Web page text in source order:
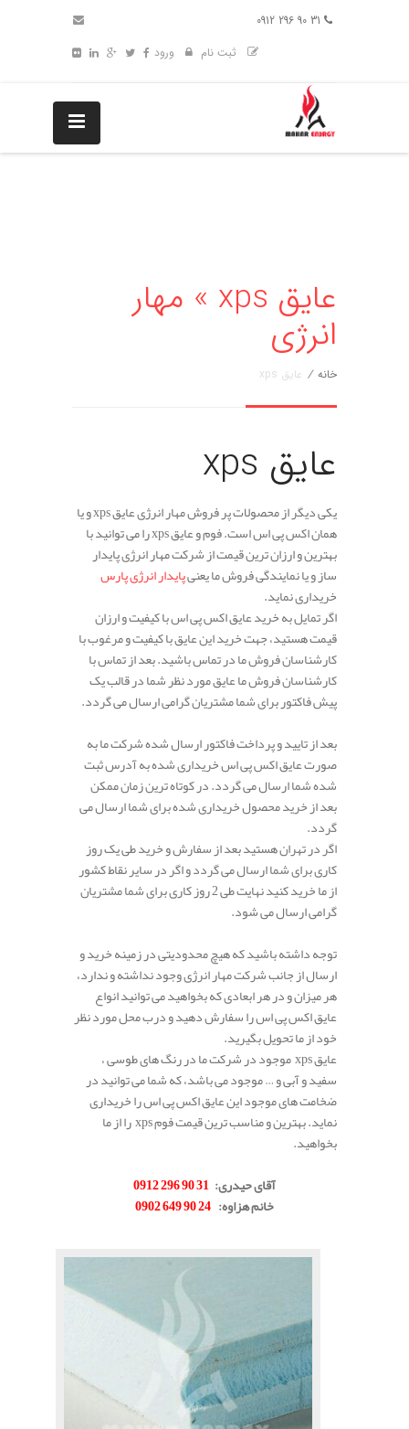
ثبت نام
ورود
عایق xps » مهار
انرژی
خانه / عایق xps
عایق xps
یکی دیگر از محصولات پر فروش مهار انرژی عایق xps و یا
همان اکس پی اس است. فوم و عایق xps را می توانید با
بهترین و ارزان ترین قیمت از شرکت مهار انرژی پایدار
ساز و یا نمایندگی فروش ما یعنیپایدار انرژی پارس
خریداری نماید.
اگر تمایل به خرید عایق اکس پی اس با کیفیت و ارزان
قیمت هستید، جهت خرید این عایق با کیفیت و مرغوب با
کارشناسان فروش ما در تماس باشید. بعد از تماس با
کارشناسان فروش ما عایق مورد نظر شما در قالب یک
پیش فاکتور برای شما مشتریان گرامی ارسال می گردد.
بعد از تایید و پرداخت فاکتور ارسال شده شرکت ما به
صورت عایق اکس پی اس خریداری شده به آدرس ثبت
شده شما ارسال می گردد. در کوتاه ترین زمان ممکن
بعد از خرید محصول خریداری شده برای شما ارسال می
گردد.
اگر در تهران هستید بعد از سفارش و خرید طی یک روز
کاری برای شما ارسال می گردد و اگر در سایر نقاط کشور
از ما خرید کنید نهایت طی 2 روز کاری برای شما مشتریان
گرامی ارسال می شود.
توجه داشته باشید که هیچ محدودیتی در زمینه خرید و
ارسال از جانب شرکت مهار انرژی وجود نداشته و ندارد،
هر میزان و در هر ابعادی که بخواهید می توانید انواع
عایق اکس پی اس را سفارش دهید و درب محل مورد نظر
خود از ما تحویل بگیرید.
عایق xps موجود در شرکت ما در رنگ های طوسی ،
سفید و آبی و … موجود می باشد، که شما می توانید در
ضخامت های موجود این عایق اکس پی اس را خریداری
نماید. بهترین و مناسب ترین قیمت فوم xps را از ما
بخواهید.
آقای حیدری: 31 90 296 0912
خانم هزاوه: 24 90 649 0902